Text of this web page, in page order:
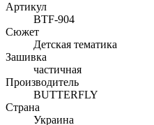
Артикул
ВТF-904
Сюжет
Детская тематика
Зашивка
частичная
Производитель
BUTTERFLY
Страна
Украина